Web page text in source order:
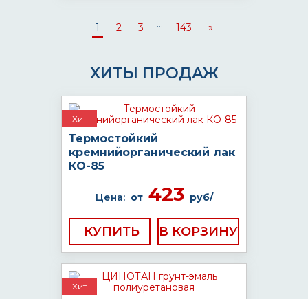
1 2 3 ... 143 »
ХИТЫ ПРОДАЖ
Хит
Термостойкий
кремнийорганический лак
КО-85
Цена: от423 руб/
КУПИТЬ
Хит